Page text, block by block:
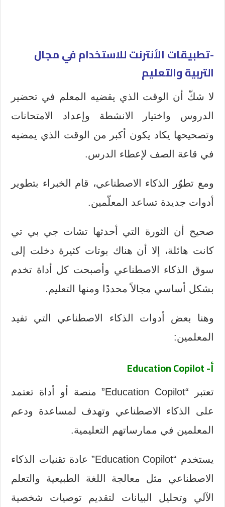
-تطبيقات الأنترنتللاستخدام في مجال
التربية والتعليم
لا شكّ أن الوقت الذي يقضيه المعلم في تحضير
الدروس واختيار الانشطة وإعداد الامتحانات
وتصحيحها يكاد يكون أكبر من الوقت الذي يمضيه
في قاعة الصف لإعطاء الدرس.
ومع تطوّر الذكاء الاصطناعي، قام الخبراء بتطوير
أدوات جديدة تساعد المعلّمين.
صحيح أن الثورة التي أحدثها تشات جي بي تي
كانت هائلة، إلا أن هناك بوتات كثيرة دخلت إلى
سوق الذكاء الاصطناعي وأصبحت كل أداة تخدم
بشكل أساسي مجالاً محددًا ومنها التعليم.
وهنا بعض أدوات الذكاء الاصطناعي التي تفيد
المعلمين:
أ- Education Copilot
تعتبر “Education Copilot” منصة أو أداة تعتمد
على الذكاء الاصطناعي وتهدف لمساعدة ودعم
المعلمين في ممارساتهم التعليمية.
يستخدم “Education Copilot” عادة تقنيات الذكاء
الاصطناعي مثل معالجة اللغة الطبيعية والتعلم
الآلي وتحليل البيانات لتقديم توصيات شخصية